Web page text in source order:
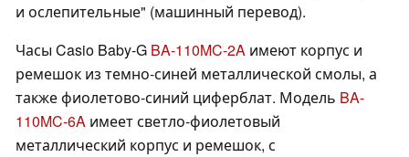
и ослепительные" (машинный перевод).
Часы Casio Baby-G BA-110MC-2A имеют корпус и
ремешок из темно-синей металлической смолы, а
также фиолетово-синий циферблат. Модель BA-
110MC-6A имеет светло-фиолетовый
металлический корпус и ремешок, с